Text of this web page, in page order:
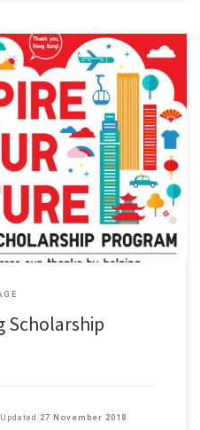
provides not only financial
for them to better understand
personnel and strategic
Scholarship
Updated 27 November 2018